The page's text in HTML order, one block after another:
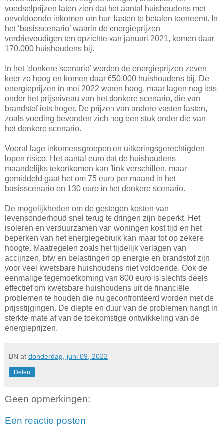
voedselprijzen laten zien dat het aantal huishoudens met
onvoldoende inkomen om hun lasten te betalen toeneemt. In
het ‘basisscenario’ waarin de energieprijzen
verdrievoudigen ten opzichte van januari 2021, komen daar
170.000 huishoudens bij.
In het ‘donkere scenario’ worden de energieprijzen zeven
keer zo hoog en komen daar 650.000 huishoudens bij. De
energieprijzen in mei 2022 waren hoog, maar lagen nog iets
onder het prijsniveau van het donkere scenario, die van
brandstof iets hoger. De prijzen van andere vasten lasten,
zoals voeding bevonden zich nog een stuk onder die van
het donkere scenario.
Vooral lage inkomensgroepen en uitkeringsgerechtigden
lopen risico. Het aantal euro dat de huishoudens
maandelijks tekortkomen kan flink verschillen, maar
gemiddeld gaat het om 75 euro per maand in het
basisscenario en 130 euro in het donkere scenario.
De mogelijkheden om de gestegen kosten van
levensonderhoud snel terug te dringen zijn beperkt. Het
isoleren en verduurzamen van woningen kost tijd en het
beperken van het energiegebruik kan maar tot op zekere
hoogte. Maatregelen zoals het tijdelijk verlagen van
accijnzen, btw en belastingen op energie en brandstof zijn
voor veel kwetsbare huishoudens niet voldoende. Ook de
eenmalige tegemoetkoming van 800 euro is slechts deels
effectief om kwetsbare huishoudens uit de financiële
problemen te houden die nu geconfronteerd worden met de
prijsstijgingen. De diepte en duur van de problemen hangt in
sterkte mate af van de toekomstige ontwikkeling van de
energieprijzen.
BN at donderdag, juni 09, 2022
Delen
Geen opmerkingen:
Een reactie posten